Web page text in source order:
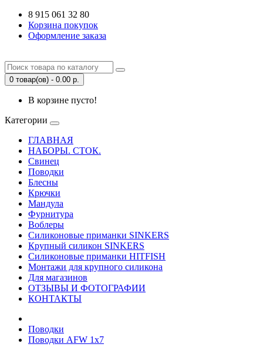
8 915 061 32 80
Корзина покупок
Оформление заказа
0 товар(ов) - 0.00 р.
В корзине пусто!
Категории
ГЛАВНАЯ
НАБОРЫ. СТОК.
Свинец
Поводки
Блесны
Крючки
Мандула
Фурнитура
Воблеры
Силиконовые приманки SINKERS
Крупный силикон SINKERS
Силиконовые приманки HITFISH
Монтажи для крупного силикона
Для магазинов
ОТЗЫВЫ И ФОТОГРАФИИ
КОНТАКТЫ
Поводки
Поводки AFW 1x7